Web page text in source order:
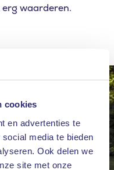
cookies
en advertenties te
media te bieden
Ook delen we
site met onze
waarderen.